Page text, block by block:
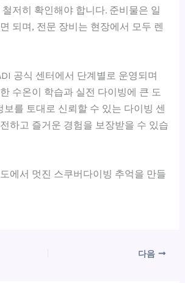
저히 확인해야 합니다. 준비물은 일
되며, 전문 장비는 현장에서 모두 렌
공식 센터에서 단계별로 운영되며
수온이 학습과 실전 다이빙에 큰 도
보를 토대로 신뢰할 수 있는 다이빙 센
하고 즐거운 경험을 보장받을 수 있습
에서 멋진 스쿠버다이빙 추억을 만들
다음